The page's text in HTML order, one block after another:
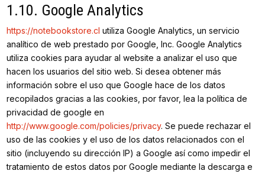
1.10. Google Analytics
https://notebookstore.cl utiliza Google Analytics, un servicio
analítico de web prestado por Google, Inc. Google Analytics
utiliza cookies para ayudar al website a analizar el uso que
hacen los usuarios del sitio web. Si desea obtener más
información sobre el uso que Google hace de los datos
recopilados gracias a las cookies, por favor, lea la política de
privacidad de google en
http://www.google.com/policies/privacy. Se puede rechazar el
uso de las cookies y el uso de los datos relacionados con el
sitio (incluyendo su dirección IP) a Google así como impedir el
tratamiento de estos datos por Google mediante la descarga e